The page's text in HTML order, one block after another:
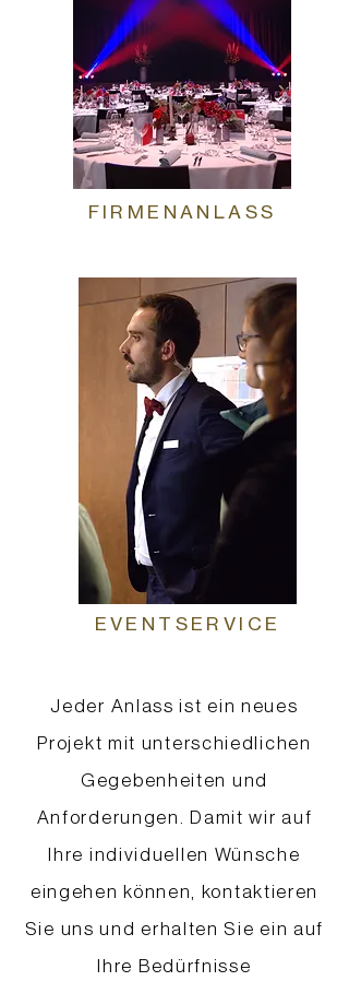
FIRMENANLASS
EVENTSERVICE
Jeder Anlass ist ein neues
Projekt mit unterschiedlichen
Gegebenheiten und
Anforderungen. Damit wir auf
Ihre individuellen Wünsche
eingehen können, kontaktieren
Sie uns und erhalten Sie ein auf
Ihre Bedürfnisse